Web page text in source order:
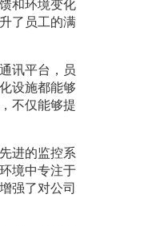
和环境变化
了员工的满
讯平台，员
设施都能够
不仅能够提
进的监控系
境中专注于
强了对公司